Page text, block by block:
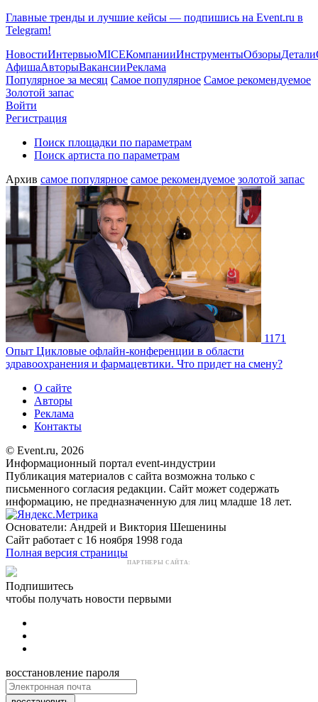
Главные тренды и лучшие кейсы — подпишись на Event.ru в
Telegram!
НовостиИнтервьюMICEКомпанииИнструментыОбзорыДетали
АфишаАвторыВакансииРеклама
Популярное за месяц Самое популярное Самое рекомендуемое
Золотой запас
Войти
Регистрация
Поиск площадки по параметрам
Поиск артиста по параметрам
Архив самое популярное самое рекомендуемое золотой запас
1171
Опыт Цикловые офлайн-конференции в области
здравоохранения и фармацевтики. Что придет на смену?
О сайте
Авторы
Реклама
Контакты
© Event.ru, 2026
Информационный портал event-индустрии
Публикация материалов с сайта возможна только с
письменного согласия редакции. Сайт может содержать
информацию, не предназначенную для лиц младше 18 лет.
Основатели: Андрей и Виктория Шешенины
Сайт работает с 16 ноября 1998 года
Полная версия страницы
ПАРТНЕРЫ САЙТА:
Подпишитесь
чтобы получать новости первыми
восстановление пароля